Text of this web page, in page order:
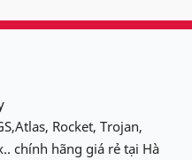
Rocket, Trojan,
chính hãng giá rẻ tại Hà